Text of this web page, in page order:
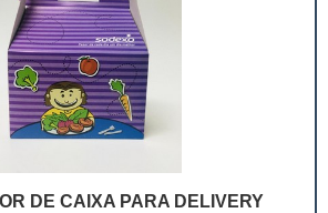
ser produzido
assim como a bolha.Entre os
mais facilmente perceptíveis
estão a praticidade, conveniência,
conforto, segurança e proteção ao
DE CAIXA PARA DELIVERY